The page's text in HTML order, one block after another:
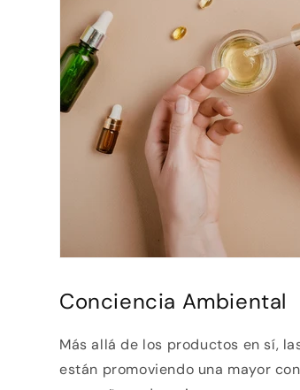
Conciencia Ambiental
Más allá de los productos en sí,
están promoviendo una mayor